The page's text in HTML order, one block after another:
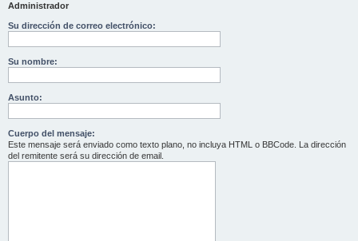
Administrador
Su dirección de correo electrónico:
Su nombre:
Asunto:
Cuerpo del mensaje:
Este mensaje será enviado como texto plano, no incluya HTML o BBCode. La dirección
del remitente será su dirección de email.